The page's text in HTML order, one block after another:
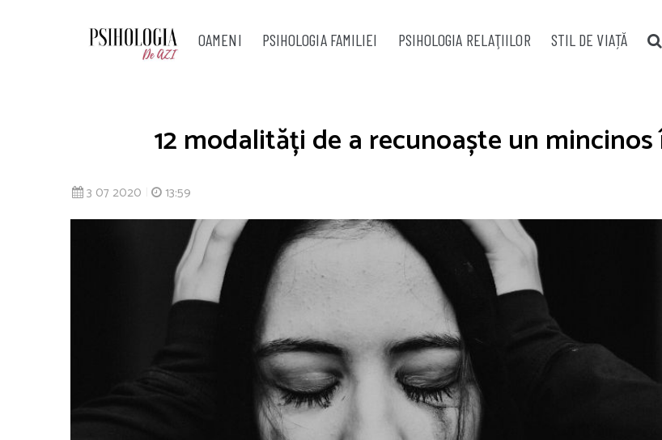
OAMENI PSIHOLOGIA FAMILIEI PSIHOLOGIA RELAŢIILOR STIL DE VIAȚĂ
12 modalități de a recunoaște un
3 07 2020 13:59